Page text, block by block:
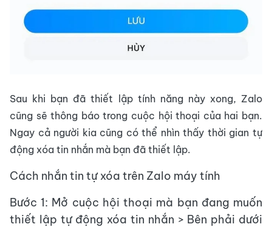
Sau khi bạn đã thiết lập tính năng này xong, Zalo
cũng sẽ thông báo trong cuộc hội thoại của hai bạn.
Ngay cả người kia cũng có thể nhìn thấy thời gian tự
động xóa tin nhắn mà bạn đã thiết lập.
Cách nhắn tin tự xóa trên Zalo máy tính
Bước 1: Mở cuộc hội thoại mà bạn đang muốn
thiết lập tự động xóa tin nhắn > Bên phải dưới